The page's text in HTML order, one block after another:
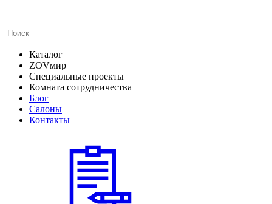
Каталог
ZOVмир
Специальные проекты
Комната сотрудничества
Блог
Салоны
Контакты